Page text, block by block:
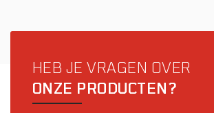
HEB JE VRAGEN OVER
ONZE PRODUCTEN?